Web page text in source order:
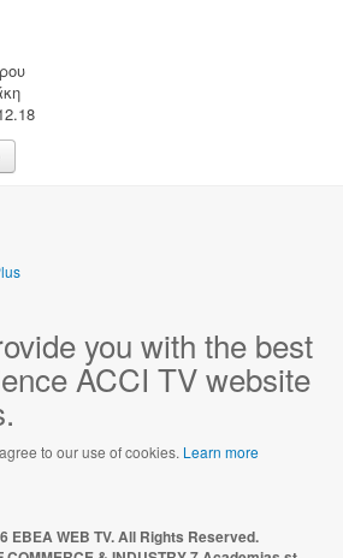
you with the best
ACCI TV website
to our use of cookies. Learn more
EBEA WEB TV. All Rights Reserved.